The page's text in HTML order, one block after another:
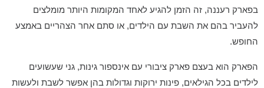
בפארק רעננה, זה הזמן להגיע לאחד המקומות היותר מומלצים
להעביר בהם את השבת עם הילדים, או סתם אחר הצהריים באמצע
החופש.
הפארק הוא בעצם פארק ציבורי עם אינספור גינות, גני שעשועים
לילדים בכל הגילאים, פינות ירוקות וגדולות בהן אפשר לשבת ולעשות